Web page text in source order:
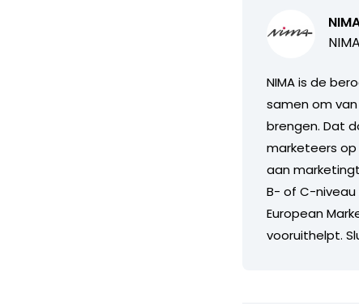
NIMA is de
samen om
brengen. Dat
marketeers op
aan
B- of C-niveau
European
vooruithelpt.